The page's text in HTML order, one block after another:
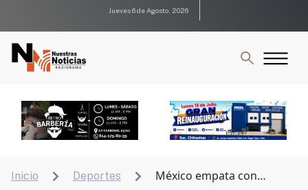
Jueves 6 de Agosto, 2026
Inicio  Deportes 
México empata con